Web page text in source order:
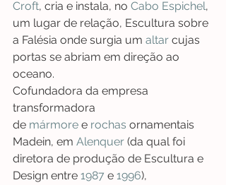
Croft, cria e instala, no Cabo Espichel,
um lugar de relação, Escultura sobre
a Falésia onde surgia um altar cujas
portas se abriam em direção ao
oceano.
Cofundadora da empresa
transformadora
de mármore e rochas ornamentais
Madein, em Alenquer (da qual foi
diretora de produção de Escultura e
Design entre 1987 e 1996),